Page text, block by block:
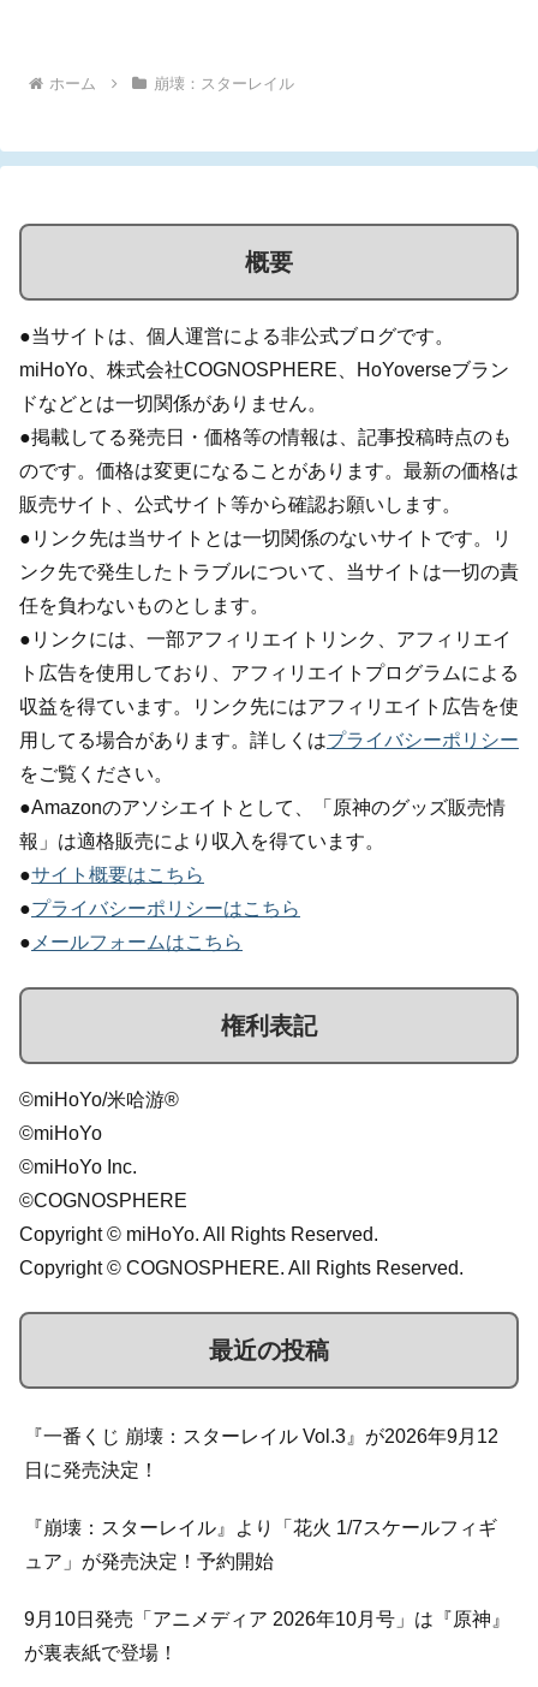
ホーム 崩壊：スターレイル
概要
●当サイトは、個人運営による非公式ブログです。
miHoYo、株式会社COGNOSPHERE、HoYoverseブラン
ドなどとは一切関係がありません。
●掲載してる発売日・価格等の情報は、記事投稿時点のも
のです。価格は変更になることがあります。最新の価格は
販売サイト、公式サイト等から確認お願いします。
●リンク先は当サイトとは一切関係のないサイトです。リ
ンク先で発生したトラブルについて、当サイトは一切の責
任を負わないものとします。
●リンクには、一部アフィリエイトリンク、アフィリエイ
ト広告を使用しており、アフィリエイトプログラムによる
収益を得ています。リンク先にはアフィリエイト広告を使
用してる場合があります。詳しくはプライバシーポリシー
をご覧ください。
●Amazonのアソシエイトとして、「原神のグッズ販売情
報」は適格販売により収入を得ています。
●サイト概要はこちら
●プライバシーポリシーはこちら
● メールフォームはこちら
権利表記
©miHoYo/米哈游®
©miHoYo
©miHoYo Inc.
©COGNOSPHERE
Copyright © miHoYo. All Rights Reserved.
Copyright © COGNOSPHERE. All Rights Reserved.
最近の投稿
『一番くじ 崩壊：スターレイル Vol.3』が2026年9月12
日に発売決定！
『崩壊：スターレイル』より「花火 1/7スケールフィギ
ュア」が発売決定！予約開始
9月10日発売「アニメディア 2026年10月号」は『原神』
が裏表紙で登場！